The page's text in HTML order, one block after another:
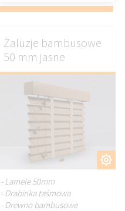
DOSTOSUJ.
Żaluzje bambusowe
50 mm jasne
- Lamele 50mm
- Drabinka taśmowa
- Drewno bambusowe